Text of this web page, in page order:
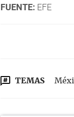
FUENTE: EFE
TEMAS